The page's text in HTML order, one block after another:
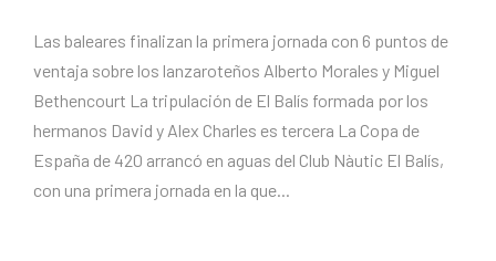
Las baleares finalizan la primera jornada con 6 puntos de
ventaja sobre los lanzaroteños Alberto Morales y Miguel
Bethencourt La tripulación de El Balís formada por los
hermanos David y Alex Charles es tercera La Copa de
España de 420 arrancó en aguas del Club Nàutic El Balís,
con una primera jornada en la que...